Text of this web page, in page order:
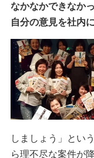
なかなかできなか
自分の意見を社内
しましょう」とい
ら理不尽な案件が